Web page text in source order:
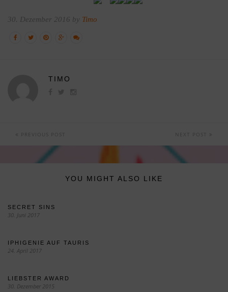
30. Dezember 2016 by Timo
TIMO
PREVIOUS POST NEXT POST
YOU MIGHT ALSO LIKE
SECRET SINS
30. Juni 2017
IPHIGENIE AUF TAURIS
24. April 2017
LIEBSTER AWARD
30. Dezember 2015